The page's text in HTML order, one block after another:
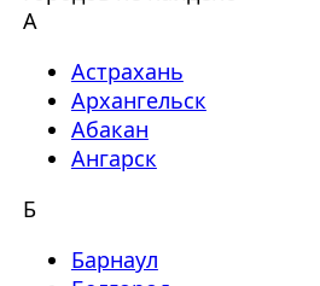
А
Астрахань
Архангельск
Абакан
Ангарск
Б
Барнаул